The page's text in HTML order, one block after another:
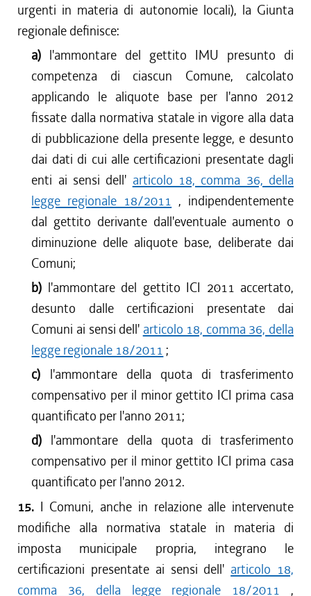
urgenti in materia di autonomie locali), la Giunta
regionale definisce:
a) l'ammontare del gettito IMU presunto di
competenza di ciascun Comune, calcolato
applicando le aliquote base per l'anno 2012
fissate dalla normativa statale in vigore alla data
di pubblicazione della presente legge, e desunto
dai dati di cui alle certificazioni presentate dagli
enti ai sensi dell' articolo 18, comma 36, della
legge regionale 18/2011 , indipendentemente
dal gettito derivante dall'eventuale aumento o
diminuzione delle aliquote base, deliberate dai
Comuni;
b) l'ammontare del gettito ICI 2011 accertato,
desunto dalle certificazioni presentate dai
Comuni ai sensi dell' articolo 18, comma 36, della
legge regionale 18/2011 ;
c) l'ammontare della quota di trasferimento
compensativo per il minor gettito ICI prima casa
quantificato per l'anno 2011;
d) l'ammontare della quota di trasferimento
compensativo per il minor gettito ICI prima casa
quantificato per l'anno 2012.
15. I Comuni, anche in relazione alle intervenute
modifiche alla normativa statale in materia di
imposta municipale propria, integrano le
certificazioni presentate ai sensi dell' articolo 18,
comma 36, della legge regionale 18/2011 ,